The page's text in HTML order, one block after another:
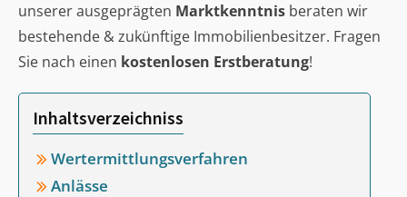
unserer ausgeprägten Marktkenntnis beraten wir
bestehende & zukünftige Immobilienbesitzer. Fragen
Sie nach einen kostenlosen Erstberatung!
Inhaltsverzeichniss
Wertermittlungsverfahren
Anlässe